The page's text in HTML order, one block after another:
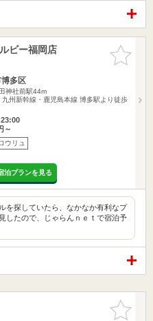
お気に入
りに追加
ビー福岡店
多区
神社前駅44m
州新幹線・鹿児島本線 博多駅より徒歩
～
ロウリュ
泊プランを見る
を探していたら、なかなか有利なプ
したので、じゃらんｎｅｔで宿泊予
お気に入
りに追加